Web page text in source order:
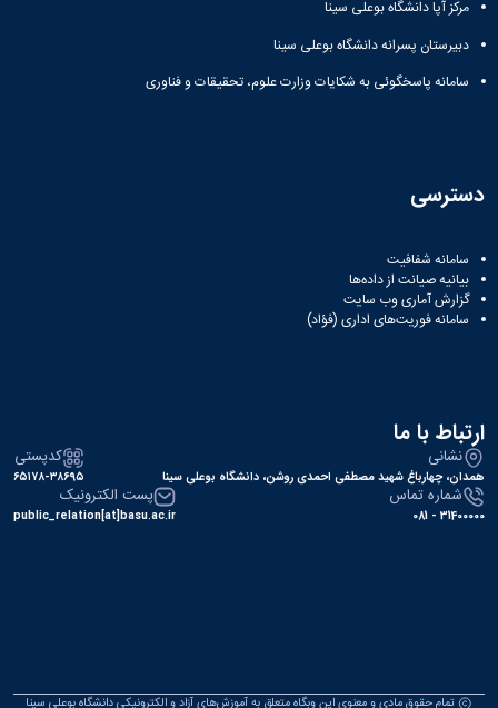
مرکز آپا دانشگاه بوعلی سینا
دبیرستان پسرانه دانشگاه بوعلی سینا
سامانه پاسخگوئی به شکایات وزارت علوم، تحقیقات و فناوری
دسترسی
سامانه شفافیت
بیانیه صیانت از داده‌ها
گزارش آماری وب‌ سایت
سامانه فوریت‌های اداری (فؤاد)
ارتباط با ما
نشانی
همدان، چهارباغ شهید مصطفی احمدی روشن، دانشگاه بوعلی سینا
کدپستی
۶۵۱۷۸-۳۸۶۹۵
شماره تماس
31400000 - 081
پست الکترونیک
public_relation[at]basu.ac.ir
تمام حقوق مادی و معنوی این وبگاه متعلق به آموزش‌های آزاد و الکترونیکی دانشگاه بوعلی سینا